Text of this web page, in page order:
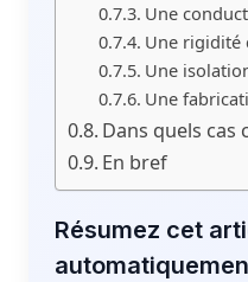
Une
Une rigidité
Une
Une
Dans quels cas
En bref
Résumez cet